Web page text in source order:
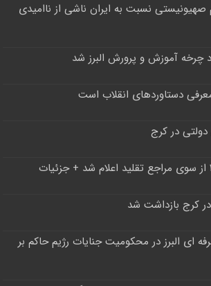
نسبت به ایران ناشی از ناامیدی
دستاوردهای انقلاب است
در کرج
کرج بازداشت شد
ای البرز در محکومیت جنایات رژیم حاکم بر